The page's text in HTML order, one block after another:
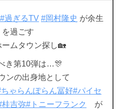
#過ぎるTV #岡村隆史 が余生
を過ごす
ームタウン探し🏡
き第10弾は…🎊
ンの出身地として
ゃらんぽらん冨好#パイセ
桂吉弥#トニーフランク
が